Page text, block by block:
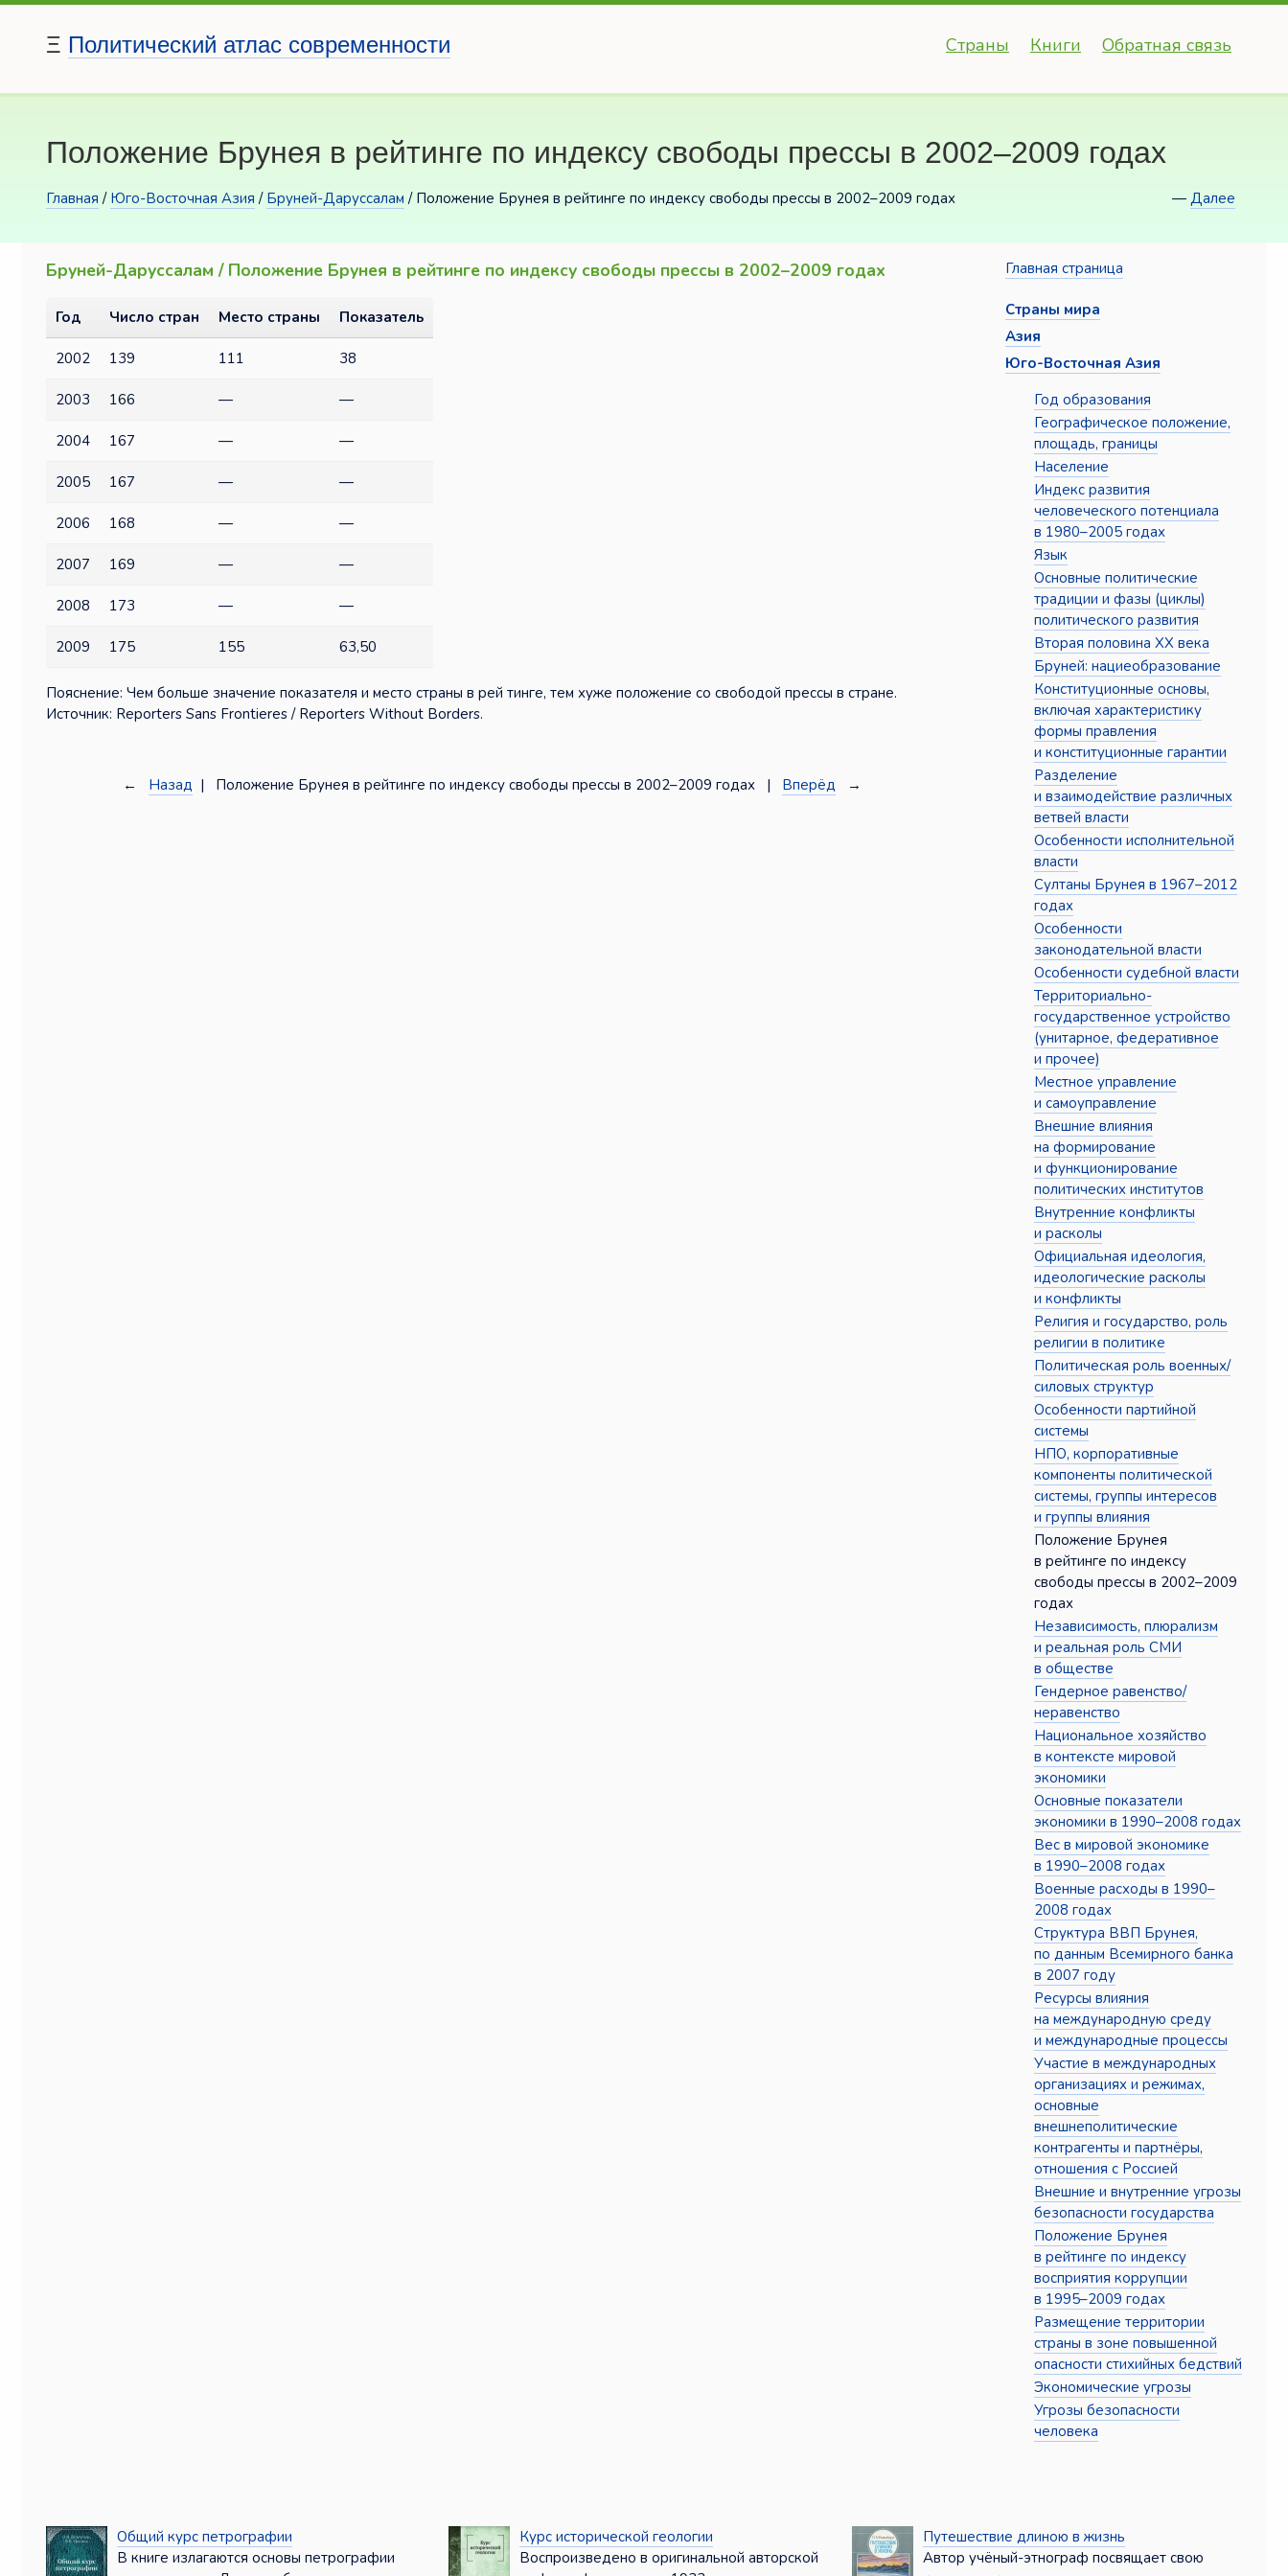
Ξ Политический атлас современности Страны Книги Обратная связь
Положение Брунея в рейтинге по индексу свободы прессы в 2002–2009 годах
Главная / Юго-Восточная Азия / Бруней-Даруссалам / Положение Брунея в рейтинге по индексу свободы прессы в 2002–2009 годах — Далее
Бруней-Даруссалам / Положение Брунея в рейтинге по индексу свободы прессы в 2002–2009 годах
Год Число стран Место страны Показатель
2002 139 111 38
2003 166 — —
2004 167 — —
2005 167 — —
2006 168 — —
2007 169 — —
2008 173 — —
2009 175 155 63,50
Пояснение: Чем больше значение показателя и место страны в рей тинге, тем хуже положение со свободой прессы в стране.
Источник: Reporters Sans Frontieres / Reporters Without Borders.
← Назад | Положение Брунея в рейтинге по индексу свободы прессы в 2002–2009 годах | Вперёд →
Главная страница
Страны мира
Азия
Юго-Восточная Азия
Год образования
Географическое положение,
площадь, границы
Население
Индекс развития
человеческого потенциала
в 1980–2005 годах
Язык
Основные политические
традиции и фазы (циклы)
политического развития
Вторая половина XX века
Бруней: нациеобразование
Конституционные основы,
включая характеристику
формы правления
и конституционные гарантии
Разделение
и взаимодействие различных
ветвей власти
Особенности исполнительной
власти
Султаны Брунея в 1967–2012
годах
Особенности
законодательной власти
Особенности судебной власти
Территориально-
государственное устройство
(унитарное, федеративное
и прочее)
Местное управление
и самоуправление
Внешние влияния
на формирование
и функционирование
политических институтов
Внутренние конфликты
и расколы
Официальная идеология,
идеологические расколы
и конфликты
Религия и государство, роль
религии в политике
Политическая роль военных/
силовых структур
Особенности партийной
системы
НПО, корпоративные
компоненты политической
системы, группы интересов
и группы влияния
Положение Брунея
в рейтинге по индексу
свободы прессы в 2002–2009
годах
Независимость, плюрализм
и реальная роль СМИ
в обществе
Гендерное равенство/
неравенство
Национальное хозяйство
в контексте мировой
экономики
Основные показатели
экономики в 1990–2008 годах
Вес в мировой экономике
в 1990–2008 годах
Военные расходы в 1990–
2008 годах
Структура ВВП Брунея,
по данным Всемирного банка
в 2007 году
Ресурсы влияния
на международную среду
и международные процессы
Участие в международных
организациях и режимах,
основные
внешнеполитические
контрагенты и партнёры,
отношения с Россией
Внешние и внутренние угрозы
безопасности государства
Положение Брунея
в рейтинге по индексу
восприятия коррупции
в 1995–2009 годах
Размещение территории
страны в зоне повышенной
опасности стихийных бедствий
Экономические угрозы
Угрозы безопасности
человека
Общий курс петрографии
В книге излагаются основы петрографии
Курс исторической геологии
Воспроизведено в оригинальной авторской
Путешествие длиною в жизнь
Автор учёный-этнограф посвящает свою